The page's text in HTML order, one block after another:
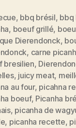
, bbq brésil, bbq
, boeuf grillé,
Dierendonck,
, carne
bresilien,
, juicy meat,
au four, picahna
boeuf, Picanha
, picanha de
, picanha recette,